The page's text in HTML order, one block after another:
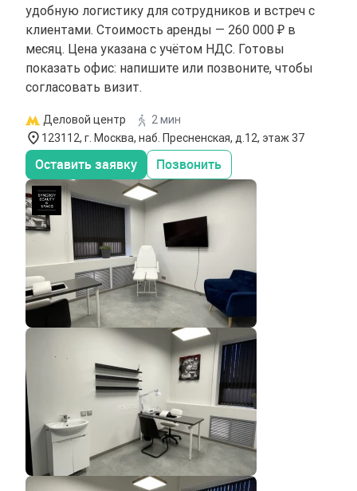
удобную логистику для сотрудников и встреч с
клиентами. Стоимость аренды — 260 000 ₽ в
месяц. Цена указана с учётом НДС. Готовы
показать офис: напишите или позвоните, чтобы
согласовать визит.
Деловой центр
2 мин
123112, г. Москва, наб. Пресненская, д.12, этаж 37
Оставить заявку Позвонить